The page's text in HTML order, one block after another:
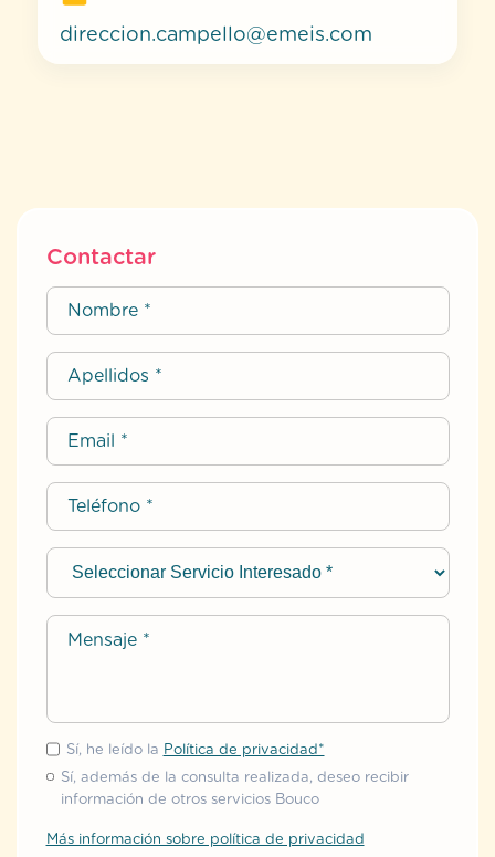
direccion.campello@emeis.com
Contactar
Sí, he leído la Política de privacidad*
Sí, además de la consulta realizada, deseo recibir
información de otros servicios Bouco
Más información sobre política de privacidad